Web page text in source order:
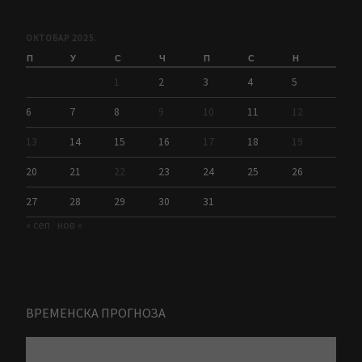
ОКТОБАР 2025.
П У С Ч П С Н
1 2 3 4 5
6 7 8 9 10 11 12
13 14 15 16 17 18 19
20 21 22 23 24 25 26
27 28 29 30
31
« сеп
нов »
ВРЕМЕНСКА ПРОГНОЗА